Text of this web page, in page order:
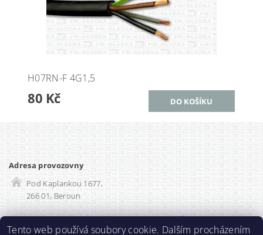
H07RN-F 4G1,5
80 Kč
Adresa provozovny
Pod Kaplankou 1677,
266 01, Beroun
Rozvadec-shop.cz | SEO optimalizace
Tento web používá soubory cookie. Dalším procházením